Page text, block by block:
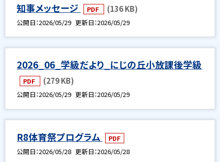
知事メッセージ PDF (136 KB)
公開日 2026/05/29 更新日 2026/05/29
2026_06_学級だより_にじの丘小放課後学級
PDF (279 KB)
公開日 2026/05/29 更新日 2026/05/29
R8体育祭プログラム
PDF
公開日 2026/05/28 更新日 2026/05/28